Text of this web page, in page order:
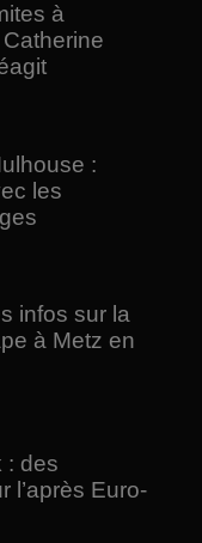
à
:
les
infos sur la
à Metz en
: des
l’après Euro-